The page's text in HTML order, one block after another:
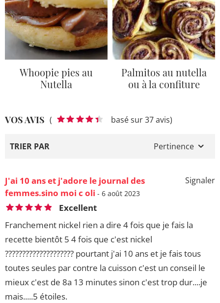
Whoopie pies au
Nutella
Palmitos au nutella
ou à la confiture
VOS AVIS ( basé sur 37 avis)
TRIER PAR Pertinence
Signaler
J'ai 10 ans et j'adore le journal des
femmes.sino moi c oli - 6 août 2023
Excellent
Franchement nickel rien a dire 4 fois que je fais la
recette bientôt 5 4 fois que c'est nickel
???????????????????? pourtant j'ai 10 ans et je fais tous
toutes seules par contre la cuisson c'est un conseil le
mieux c'est de 8a 13 minutes sinon c'est trop dur....je
mais.....5 étoiles.